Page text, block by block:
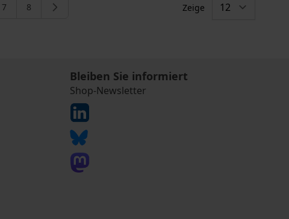
gerade die Seite
Seite
7 Seite
8 Zeige
Bleiben Sie informiert
Shop-Newsletter